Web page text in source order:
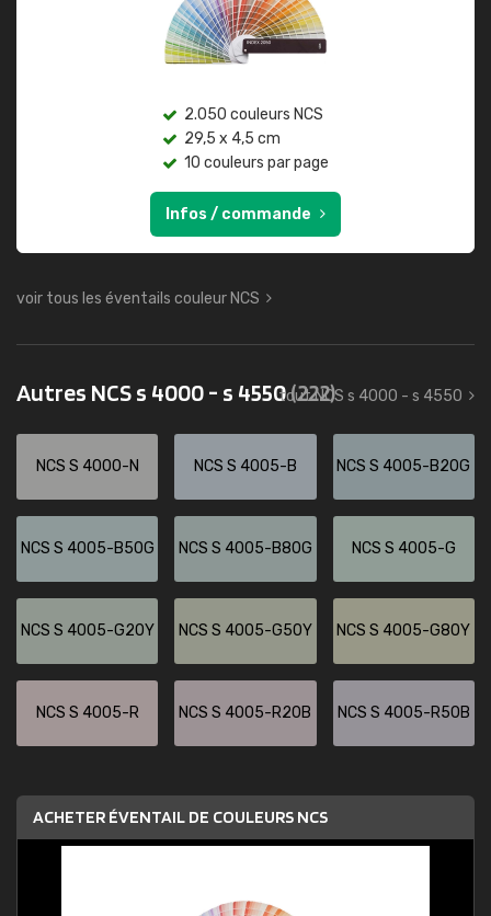
2.050 couleurs NCS
29,5 x 4,5 cm
10 couleurs par page
Infos / commande
voir tous les éventails couleur NCS
Autres NCS s 4000 - s 4550(222)
tout NCS s 4000 - s 4550
NCS S 4000-N NCS S 4005-B NCS S 4005-B20G
NCS S 4005-B50G NCS S 4005-B80G NCS S 4005-G
NCS S 4005-G20Y NCS S 4005-G50Y NCS S 4005-G80Y
NCS S 4005-R NCS S 4005-R20B NCS S 4005-R50B
ACHETER ÉVENTAIL DE COULEURS NCS